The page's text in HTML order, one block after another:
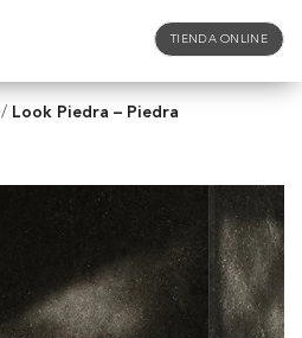
TIENDA ONLINE
/ Look Piedra – Piedra